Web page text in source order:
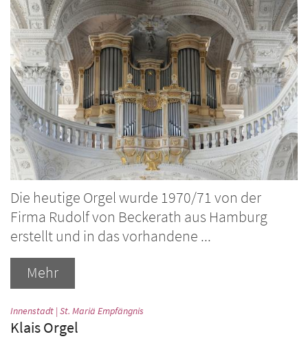
Die heutige Orgel wurde 1970/71 von der
Firma Rudolf von Beckerath aus Hamburg
erstellt und in das vorhandene ...
Mehr
Innenstadt | St. Mariä Empfängnis
Klais Orgel